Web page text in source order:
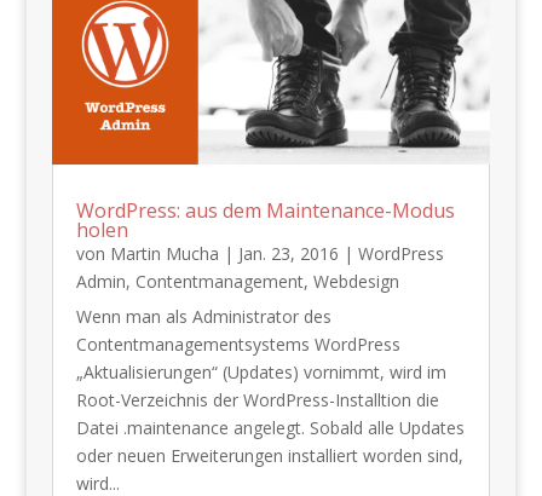
WordPress: aus dem Maintenance-Modus
holen
von Martin Mucha | Jan. 23, 2016 | WordPress
Admin, Contentmanagement, Webdesign
Wenn man als Administrator des
Contentmanagementsystems WordPress
„Aktualisierungen“ (Updates) vornimmt, wird im
Root-Verzeichnis der WordPress-Installtion die
Datei .maintenance angelegt. Sobald alle Updates
oder neuen Erweiterungen installiert worden sind,
wird...